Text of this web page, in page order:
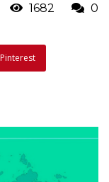
1682 0
Pinterest